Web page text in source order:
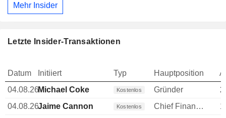
Mehr Insider
Letzte Insider-Transaktionen
Datum Initiiert Typ Hauptposition
04.08.26Michael Coke Kostenlos Gründer
04.08.26Jaime Cannon Kostenlos Chief Financial Officer (CFO)